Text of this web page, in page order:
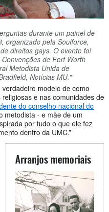
durante um painel de
organizado pela Soulforce,
direitos gays. O evento foi
de Fort Worth
Metodista Unida de
Notícias MU."
verdadeiro modelo de como
e nas comunidades de
do conselho nacional do
metodista - e mãe de um
por tudo o que ele fez
dentro da UMC.”
Arranjos memoriais